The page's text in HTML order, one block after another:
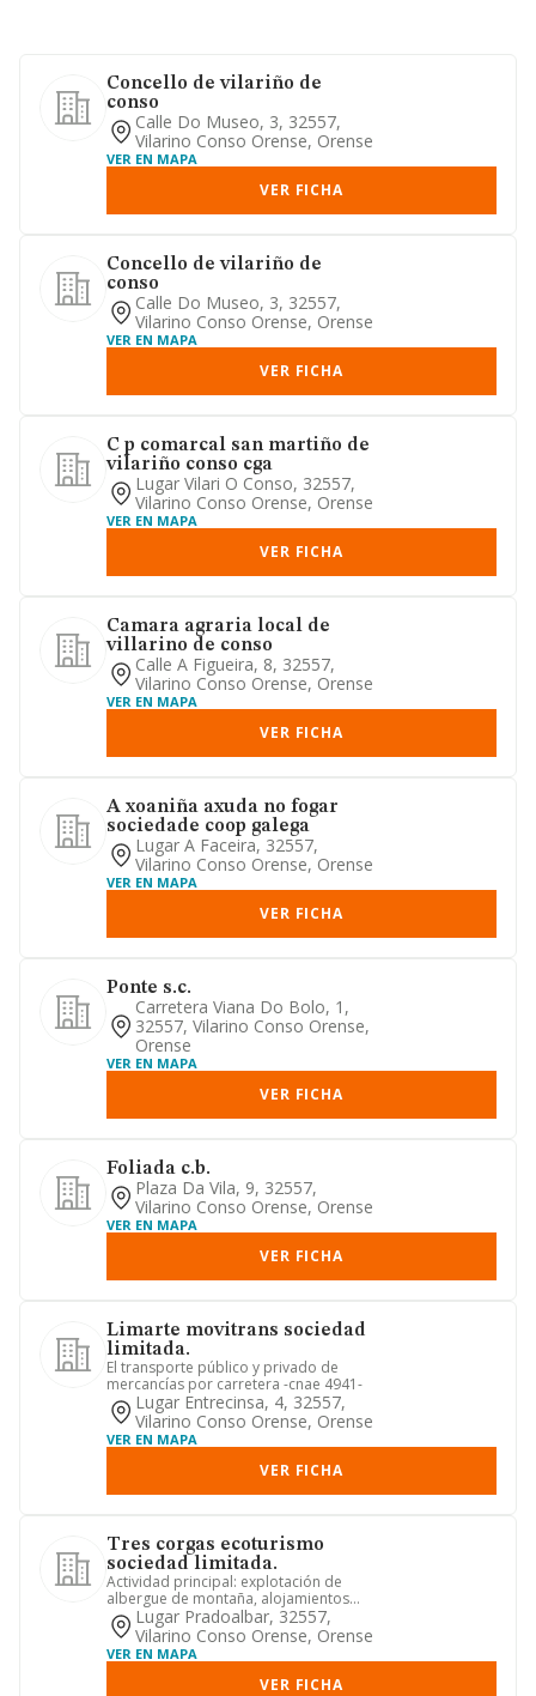
Concello de vilariño de
conso
Calle Do Museo, 3, 32557,
Vilarino Conso Orense, Orense
VER EN MAPA
VER FICHA
Concello de vilariño de
conso
Calle Do Museo, 3, 32557,
Vilarino Conso Orense, Orense
VER EN MAPA
VER FICHA
C p comarcal san martiño de
vilariño conso cga
Lugar Vilari O Conso, 32557,
Vilarino Conso Orense, Orense
VER EN MAPA
VER FICHA
Camara agraria local de
villarino de conso
Calle A Figueira, 8, 32557,
Vilarino Conso Orense, Orense
VER EN MAPA
VER FICHA
A xoaniña axuda no fogar
sociedade coop galega
Lugar A Faceira, 32557,
Vilarino Conso Orense, Orense
VER EN MAPA
VER FICHA
Ponte s.c.
Carretera Viana Do Bolo, 1,
32557, Vilarino Conso Orense,
Orense
VER EN MAPA
VER FICHA
Foliada c.b.
Plaza Da Vila, 9, 32557,
Vilarino Conso Orense, Orense
VER EN MAPA
VER FICHA
Limarte movitrans sociedad
limitada.
El transporte público y privado de
mercancías por carretera -cnae 4941-
Lugar Entrecinsa, 4, 32557,
Vilarino Conso Orense, Orense
VER EN MAPA
VER FICHA
Tres corgas ecoturismo
sociedad limitada.
Actividad principal: explotación de
albergue de montaña, alojamientos
turísticos y otros alojamient...
Lugar Pradoalbar, 32557,
Vilarino Conso Orense, Orense
VER EN MAPA
VER FICHA